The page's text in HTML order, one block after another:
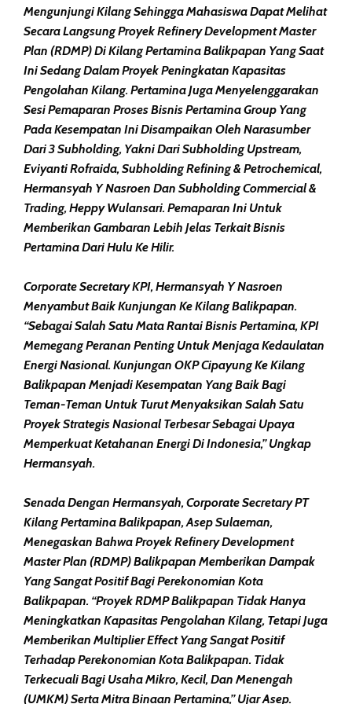
Mengunjungi Kilang Sehingga Mahasiswa Dapat Melihat
Secara Langsung Proyek Refinery Development Master
Plan (RDMP) Di Kilang Pertamina Balikpapan Yang Saat
Ini Sedang Dalam Proyek Peningkatan Kapasitas
Pengolahan Kilang. Pertamina Juga Menyelenggarakan
Sesi Pemaparan Proses Bisnis Pertamina Group Yang
Pada Kesempatan Ini Disampaikan Oleh Narasumber
Dari 3 Subholding, Yakni Dari Subholding Upstream,
Eviyanti Rofraida, Subholding Refining & Petrochemical,
Hermansyah Y Nasroen Dan Subholding Commercial &
Trading, Heppy Wulansari. Pemaparan Ini Untuk
Memberikan Gambaran Lebih Jelas Terkait Bisnis
Pertamina Dari Hulu Ke Hilir.
Corporate Secretary KPI, Hermansyah Y Nasroen
Menyambut Baik Kunjungan Ke Kilang Balikpapan.
“Sebagai Salah Satu Mata Rantai Bisnis Pertamina, KPI
Memegang Peranan Penting Untuk Menjaga Kedaulatan
Energi Nasional. Kunjungan OKP Cipayung Ke Kilang
Balikpapan Menjadi Kesempatan Yang Baik Bagi
Teman-Teman Untuk Turut Menyaksikan Salah Satu
Proyek Strategis Nasional Terbesar Sebagai Upaya
Memperkuat Ketahanan Energi Di Indonesia,” Ungkap
Hermansyah.
Senada Dengan Hermansyah, Corporate Secretary PT
Kilang Pertamina Balikpapan, Asep Sulaeman,
Menegaskan Bahwa Proyek Refinery Development
Master Plan (RDMP) Balikpapan Memberikan Dampak
Yang Sangat Positif Bagi Perekonomian Kota
Balikpapan. “Proyek RDMP Balikpapan Tidak Hanya
Meningkatkan Kapasitas Pengolahan Kilang, Tetapi Juga
Memberikan Multiplier Effect Yang Sangat Positif
Terhadap Perekonomian Kota Balikpapan. Tidak
Terkecuali Bagi Usaha Mikro, Kecil, Dan Menengah
(UMKM) Serta Mitra Binaan Pertamina,” Ujar Asep.